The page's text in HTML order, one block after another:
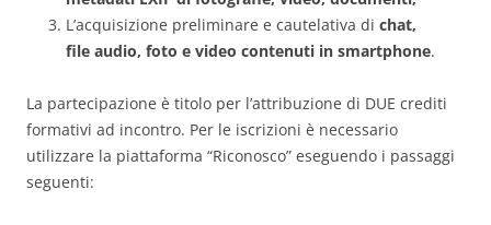
L’acquisizione preliminare e cautelativa di chat,
file audio, foto e video contenuti in smartphone.
La partecipazione è titolo per l’attribuzione di DUE crediti
formativi ad incontro. Per le iscrizioni è necessario
utilizzare la piattaforma “Riconosco” eseguendo i passaggi
seguenti: